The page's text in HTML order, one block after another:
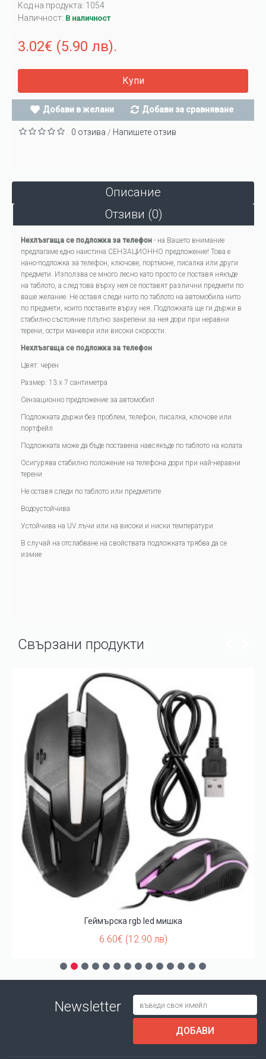
Код на продукта: 1054
Наличност: В наличност
3.02€ (5.90 лв).
Купи
Добави в желани Добави за сравняване
0 отзива / Напишете отзив
Описание
Отзиви (0)
Нехлъзгаща се подложка за телефон - на Вашето внимание
предлагаме едно наистина СЕНЗАЦИОННО предложение! Това е
нано-подложка за телефон, ключове, портмоне, писалка или други
предмети. Използва се много лесно като просто се поставя някъде
на таблото, а след това върху нея се поставят различни предмети по
ваше желание. Не оставя следи нито по таблото на автомобила нито
по предмети, които поставите върху нея. Подложката ще ги държи в
стабилно състояние плътно закрепени за нея дори при неравни
терени, остри маневри или високи скорости.
Нехлъзгаща се подложка за телефон
Цвят: черен
Размер: 13 х 7 сантиметра
Сензационно предложение за автомобил
Подложката държи без проблем, телефон, писалка, ключове или
портфейл
Подложката може да бъде поставена навсякъде по таблото на колата
Осигурява стабилно положение на телефона дори при най-неравни
терени
Не оставя следи по таблото или предметите
Водоустойчива
Устойчива на UV лъчи или на високи и ниски температури
В случай на отслабване на свойствата подложката трябва да се
измие
Свързани продукти
Геймърска rgb led мишка
6.60€ (12.90 лв)
Newsletter
ДОБАВИ